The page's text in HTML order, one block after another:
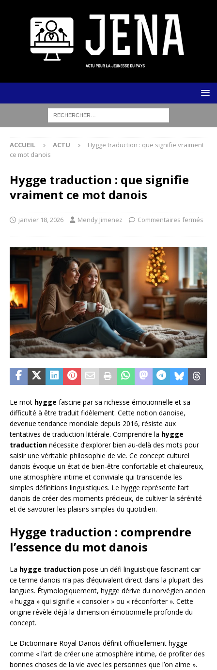
ACCUEIL ACTU
Hygge traduction : que signifie vraiment
ce mot danois
Hygge traduction : que signifie
vraiment ce mot danois
janvier 18, 2026 Mendy Jimenez Commentaires fermés
Le mot hygge fascine par sa richesse émotionnelle et sa
difficulté à être traduit fidèlement. Cette notion danoise,
devenue tendance mondiale depuis 2016, résiste aux
tentatives de traduction littérale. Comprendre la hygge
traduction nécessite d’explorer bien au-delà des mots pour
saisir une véritable philosophie de vie. Ce concept culturel
danois évoque un état de bien-être confortable et chaleureux,
une atmosphère intime et conviviale qui transcende les
simples définitions linguistiques. Le hygge représente l’art
danois de créer des moments précieux, de cultiver la sérénité
et de savourer les plaisirs simples du quotidien.
Hygge traduction : comprendre
l’essence du mot danois
La hygge traduction pose un défi linguistique fascinant car
ce terme danois n’a pas d’équivalent direct dans la plupart des
langues. Étymologiquement, hygge dérive du norvégien ancien
« hugga » qui signifie « consoler » ou « réconforter ». Cette
origine révèle déjà la dimension émotionnelle profonde du
concept.
Le Dictionnaire Royal Danois définit officiellement hygge
comme « l’art de créer une atmosphère intime, de profiter des
bonnes choses de la vie avec les personnes que l’on aime ».